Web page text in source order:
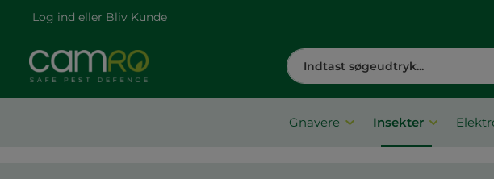
Log ind eller Bliv Kunde
Gnavere Insekter